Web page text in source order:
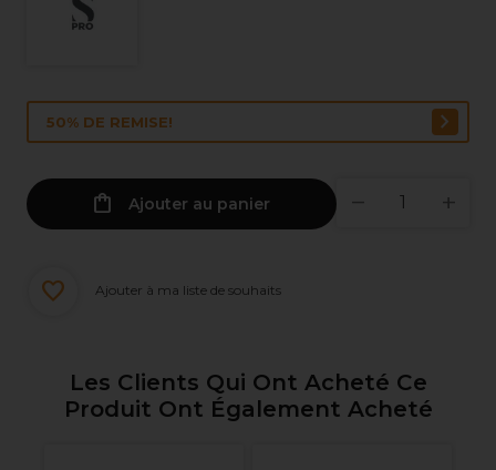
50% DE REMISE!
Ajouter au panier
Ajouter à ma liste de souhaits
Les Clients Qui Ont Acheté Ce
Produit Ont Également Acheté